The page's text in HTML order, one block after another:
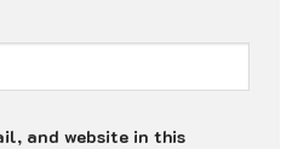
and website in this